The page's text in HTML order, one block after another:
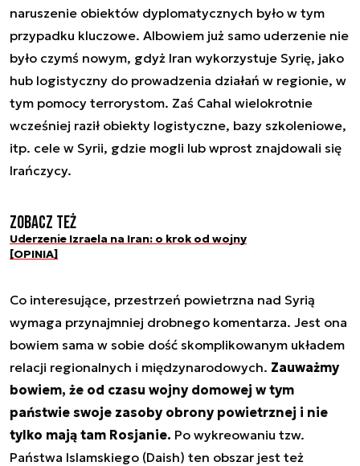
naruszenie obiektów dyplomatycznych było w tym
przypadku kluczowe. Albowiem już samo uderzenie nie
było czymś nowym, gdyż Iran wykorzystuje Syrię, jako
hub logistyczny do prowadzenia działań w regionie, w
tym pomocy terrorystom. Zaś Cahal wielokrotnie
wcześniej raził obiekty logistyczne, bazy szkoleniowe,
itp. cele w Syrii, gdzie mogli lub wprost znajdowali się
Irańczycy.
Zobacz też
Uderzenie Izraela na Iran: o krok od wojny
[OPINIA]
Co interesujące, przestrzeń powietrzna nad Syrią
wymaga przynajmniej drobnego komentarza. Jest ona
bowiem sama w sobie dość skomplikowanym układem
relacji regionalnych i międzynarodowych. Zauważmy
bowiem, że od czasu wojny domowej w tym
państwie swoje zasoby obrony powietrznej i nie
tylko mają tam Rosjanie. Po wykreowaniu tzw.
Państwa Islamskiego (Daish) ten obszar jest też